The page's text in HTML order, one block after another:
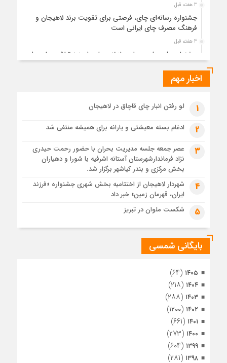
3 هفته قبل
جشنواره رسانه‌ای چای، فرصتی برای تقویت برند لاهیجان و
فرهنگ مصرف چای ایرانی است
3 هفته قبل
جشنواره ملی چای، حمایت از لاهیجان یا هزینه‌تراشی برای چای
ایرانی!؟
4 هفته قبل
4 هفته قبل
رئوف
تصاویر هوایی مراسم تشییع پیکر مطهر آقای شهید ایران – مشهد
مراسم تشییع پیکر مطهر آقای شهید ایران – مشهد
تصاویری از تراکم جمعیت حاضر در میدان ثورهالعشرین نجف
اشرف
اخبار مهم
1 لو رفتن انبار چای قاچاق در لاهیجان
2 ادغام بسته معیشتی و یارانه برای همیشه منتفی شد
3
عصر جمعه جلسه مدیریت بحران با حضور رحمت حیدری
نژاد فرماندارشهرستان آستانه اشرفیه با شورا و دهیاران
بخش مرکزی و بندر کیاشهر برگزار شد.
4
شهردار لاهیجان از اختتامیه بخش شهری جشنواره «فرزند
ایران، قهرمان زمین» خبر داد
5 شکست ملوان در تبریز
بایگانی شمسی
۱۴۰۵ (۶۴)
۱۴۰۴ (۲۱۸)
۱۴۰۳ (۲۸۸)
۱۴۰۲ (۱۲۰۰)
۱۴۰۱ (۶۶۱)
۱۴۰۰ (۲۷۳)
۱۳۹۹ (۶۰۴)
۱۳۹۸ (۲۸۱)